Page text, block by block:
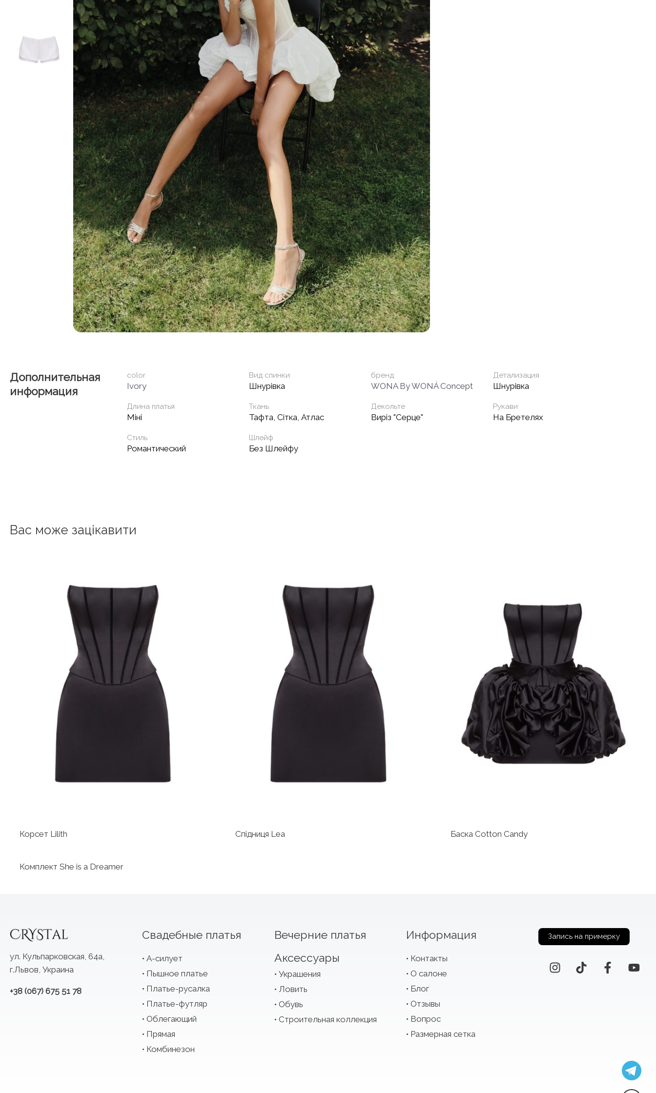
Дополнительная
информация
color
Ivory
Вид спинки
Шнурівка
бренд
WONA By WONÁ Concept
Детализация
Шнурівка
Длина платья
Міні
Ткань
Тафта, Сітка, Атлас
Декольте
Виріз "Серце"
Рукави
На Бретелях
Стиль
Романтический
Шлейф
Без Шлейфу
Вас може зацікавити
Корсет Lilith Спідниця Lea Баска Cotton Candy
Комплект She is a Dreamer
ул. Кульпарковская, 64а,
г.Львов, Украина
+38 (067) 675 51 78
Свадебные платья
А-силует
Пышное платье
Платье-русалка
Платье-футляр
Облегающий
Прямая
Комбинезон
Вечерние платья
Аксессуары
Украшения
Ловить
Обувь
Строительная коллекция
Информация
Контакты
О салоне
Блог
Отзывы
Вопрос
Размерная сетка
Запись на примерку